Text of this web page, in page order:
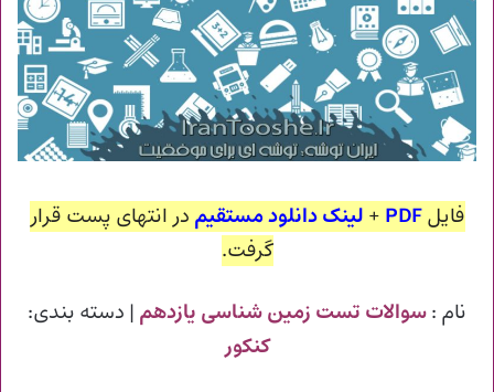
فایلPDF
+ لینک دانلود مستقیم در انتهای پست قرار
گرفت.
نام :سوالات تست زمین شناسی یازدهم | دسته بندی:
کنکور